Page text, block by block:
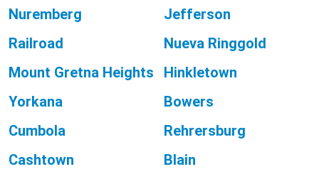
Nuremberg
Jefferson
Railroad
Nueva Ringgold
Mount Gretna Heights
Hinkletown
Yorkana
Bowers
Cumbola
Rehrersburg
Cashtown
Blain